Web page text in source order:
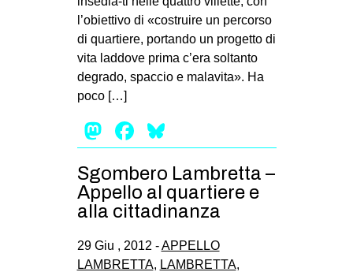
PRECARIATO
REPRESSIONE
STUDENTI
CINEMA
MANIFESTI
MUSICA
INTERNAZIONALE
l’obiettivo di «costruire un percorso
di quartiere, portando un progetto di
vita laddove prima c’era soltanto
degrado, spaccio e malavita». Ha
poco […]
Mastodon
Facebook
Sgombero Lambretta –
Appello al quartiere e
alla cittadinanza
29 Giu , 2012 -APPELLO
LAMBRETTA, LAMBRETTA,